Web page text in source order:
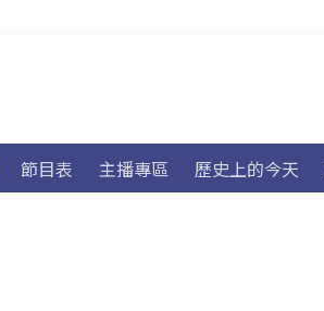
節目表 主播專區 歷史上的今天